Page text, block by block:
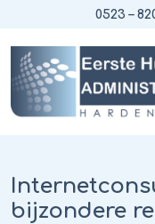
0523 –
bijzondere